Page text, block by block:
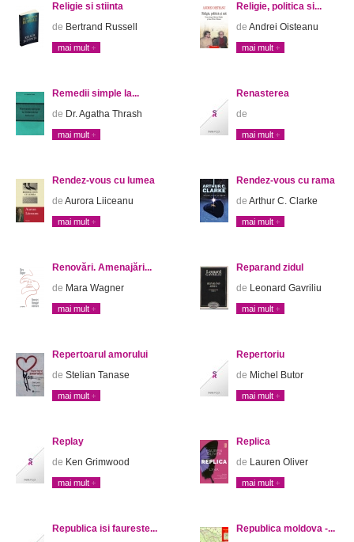
Religie si stiinta
de Bertrand Russell
mai mult
Religie, politica si...
de Andrei Oisteanu
mai mult
Remedii simple la...
de Dr. Agatha Thrash
mai mult
Renasterea
de
mai mult
Rendez-vous cu lumea
de Aurora Liiceanu
mai mult
Rendez-vous cu rama
de Arthur C. Clarke
mai mult
Renovări. Amenajări...
de Mara Wagner
mai mult
Reparand zidul
de Leonard Gavriliu
mai mult
Repertoarul amorului
de Stelian Tanase
mai mult
Repertoriu
de Michel Butor
mai mult
Replay
de Ken Grimwood
mai mult
Replica
de Lauren Oliver
mai mult
Republica isi faureste...
Republica moldova -...